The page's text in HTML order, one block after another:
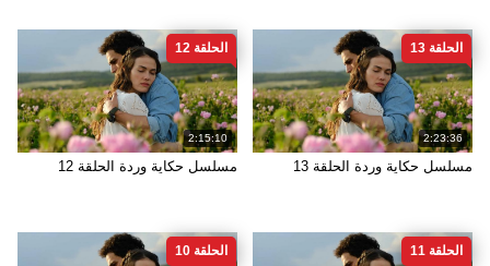
2:23:36
الحلقة 13
مسلسل حكاية وردة الحلقة 13
2:15:10
الحلقة 12
مسلسل حكاية وردة الحلقة 12
الحلقة 11 الحلقة 10